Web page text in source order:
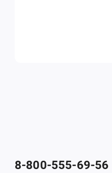
8-800-555-69-56